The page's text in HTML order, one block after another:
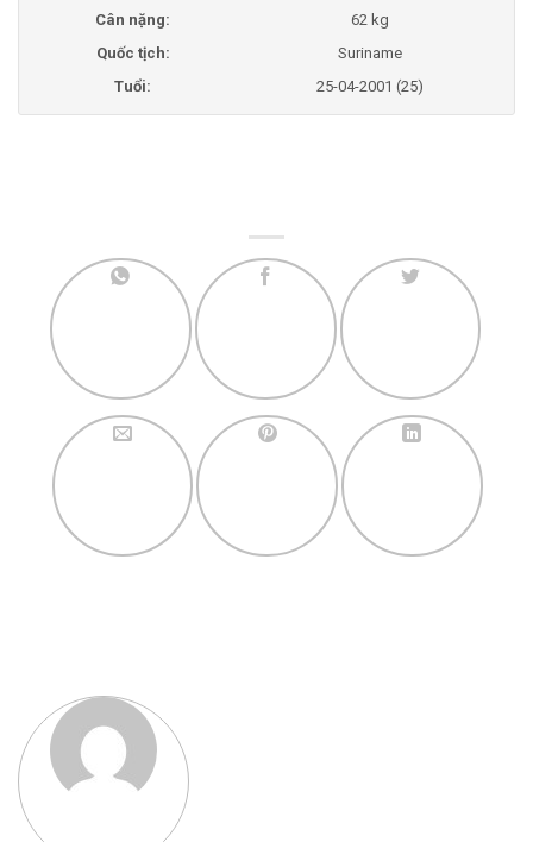
Cân nặng:
62 kg
Quốc tịch:
Suriname
Tuổi:
25-04-2001 (25)